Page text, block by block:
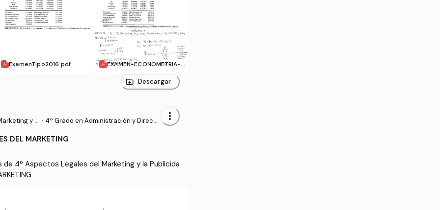
ExamenTipo2016.pdf
EXAMEN-ECONOMETRIA-2
Descargar
y l
· 4º Grado en Administración y Direcci
more_vert
DEL MARKETING
4º Aspectos Legales del Marketing y la Publicida